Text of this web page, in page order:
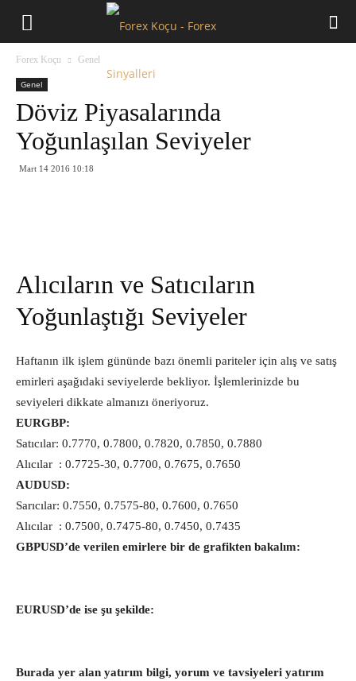
Forex Koçu Genel
Genel
Döviz Piyasalarında
Yoğunlaşılan Seviyeler
Mart 14 2016 10:18
Alıcıların ve Satıcıların
Yoğunlaştığı Seviyeler
Haftanın ilk işlem gününde bazı önemli pariteler için alış ve satış
emirleri aşağıdaki seviyelerde bekliyor. İşlemlerinizde bu
seviyeleri dikkate almanızı öneriyoruz.
EURGBP:
Satıcılar: 0.7770, 0.7800, 0.7820, 0.7850, 0.7880
Alıcılar : 0.7725-30, 0.7700, 0.7675, 0.7650
AUDUSD:
Sarıcılar: 0.7550, 0.7575-80, 0.7600, 0.7650
Alıcılar : 0.7500, 0.7475-80, 0.7450, 0.7435
GBPUSD’de verilen emirlere bir de grafikten bakalım:
EURUSD’de ise şu şekilde:
Burada yer alan yatırım bilgi, yorum ve tavsiyeleri yatırım